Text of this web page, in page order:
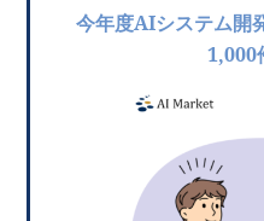
今年度AIシステム開
1,000